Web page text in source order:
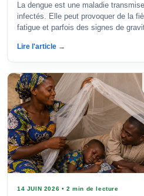
La dengue est une maladie
infectés. Elle peut provoquer de la
fatigue et parfois des signes de
Lire l'article →
14 JUIN 2026 •2 min de lecture